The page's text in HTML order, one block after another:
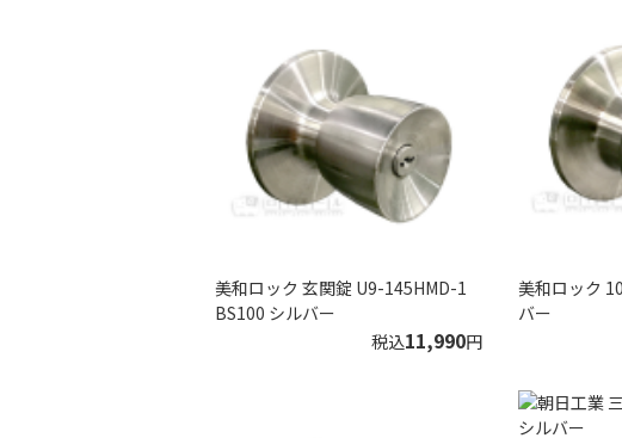
美和ロック 玄関錠 U9-145HMD-1
BS100 シルバー
税込11,990円
美和ロック
バー